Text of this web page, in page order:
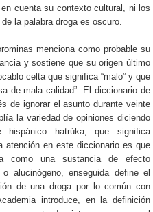
cuenta su contexto cultural, ni los
la palabra droga es oscuro.
menciona como probable su
y sostiene que su origen último
celta que significa “malo” y que
de mala calidad”. El diccionario de
de ignorar el asunto durante veinte
la variedad de opiniones diciendo
hatrúka, que significa
atención en este diccionario es que
como una sustancia de efecto
alucinógeno, enseguida define el
de una droga por lo común con
introduce, en la definición